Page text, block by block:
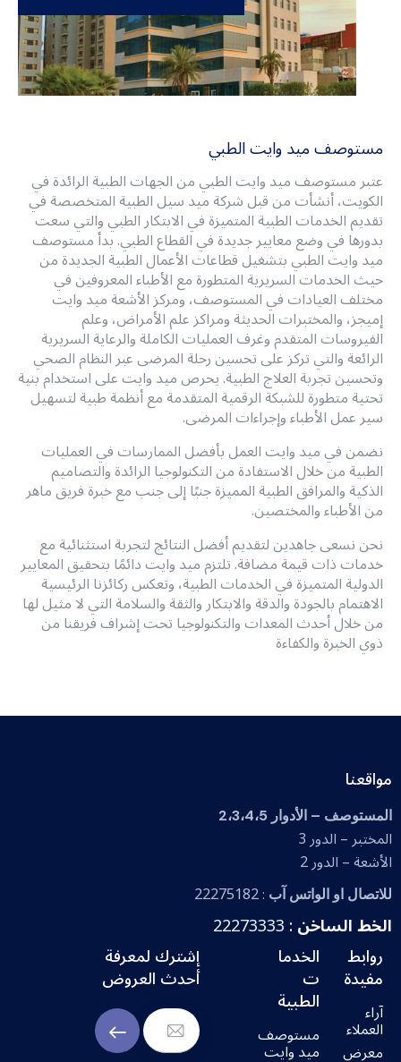
مستوصف ميد وايت الطبي
عتبر مستوصف ميد وايت الطبي من الجهات الطبية الرائدة في
الكويت، أنشأت من قبل شركة ميد سيل الطبية المتخصصة في
تقديم الخدمات الطبية المتميزة في الابتكار الطبي والتي سعت
بدورها في وضع معايير جديدة في القطاع الطبي. بدأ مستوصف
ميد وايت الطبي بتشغيل قطاعات الأعمال الطبية الجديدة من
حيث الخدمات السريرية المتطورة مع الأطباء المعروفين في
مختلف العيادات في المستوصف، ومركز الأشعة ميد وايت
إميجز، والمختبرات الحديثة ومراكز علم الأمراض، وعلم
الفيروسات المتقدم وغرف العمليات الكاملة والرعاية السريرية
الرائعة والتي تركز على تحسين رحلة المرضى عبر النظام الصحي
وتحسين تجربة العلاج الطبية. يحرص ميد وايت على استخدام بنية
تحتية متطورة للشبكة الرقمية المتقدمة مع أنظمة طبية لتسهيل
سير عمل الأطباء وإجراءات المرضى.
نضمن في ميد وايت العمل بأفضل الممارسات في العمليات
الطبية من خلال الاستفادة من التكنولوجيا الرائدة والتصاميم
الذكية والمرافق الطبية المميزة جنبًا إلى جنب مع خبرة فريق ماهر
من الأطباء والمختصين.
نحن نسعى جاهدين لتقديم أفضل النتائج لتجربة استثنائية مع
خدمات ذات قيمة مضافة. تلتزم ميد وايت دائمًا بتحقيق المعايير
الدولية المتميزة في الخدمات الطبية، وتعكس ركائزنا الرئيسية
الاهتمام بالجودة والدقة والابتكار والثقة والسلامة التي لا مثيل لها
من خلال أحدث المعدات والتكنولوجيا تحت إشراف فريقنا من
ذوي الخبرة والكفاءة
– الأدوار 2،3،4،5
– الدور 3
– الدور 2
او الواتس آب:
22275182
الساخن:
22273333
روابط
مفيدة
آراء
العملاء
معرض
الخدما
ت
الطبية
مستوصف
ميد وايت
إشترك لمعرفة
أحدث العروض
SUBSCRIBE